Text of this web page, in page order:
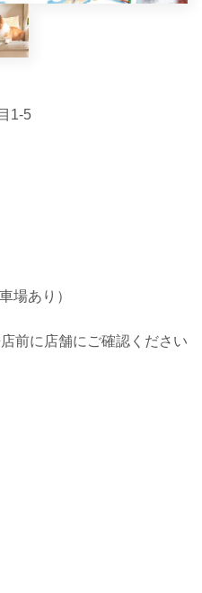
1-5
場あり）
前に店舗にご確認ください